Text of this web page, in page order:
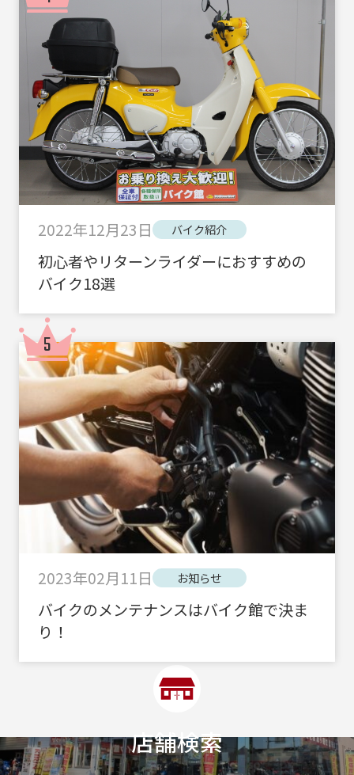
2022年12月23日 バイク紹介
初心者やリターンライダーにおすすめの
バイク18選
2023年02月11日 お知らせ
バイクのメンテナンスはバイク館で決ま
り！
店舗検索